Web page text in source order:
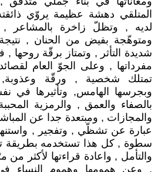
المتلقي دهشة عظيمة يروّي
لديه , وتظلّ زاخرة بالمشاعر ,
ومتوهّجة بفيض من الحنان , نتيجة
شديدة التأثر , وتمتاز برقّة
مفرداتها , وعلى الجوّ العام
تمتلك شخصية , ورقّة وعذوبة,
وبجرسها الهامس, وتأثيرها في
بالصفاء والعمق , والرمزية
والمجازات , ومبتعدة جدا عن
عبارة عن تشظّي , وتفجير ,
سطوة , كل هذا تستخدمه بطريقة
والتأمل , واعادة قراءتها لأكثر من
, وعن همومها وهموم النساء